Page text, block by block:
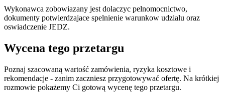
Wykonawca zobowiazany jest dolaczyc pelnomocnictwo,
dokumenty potwierdzajace spelnienie warunkow udzialu oraz
oswiadczenie JEDZ.
Wycena tego przetargu
Poznaj szacowaną wartość zamówienia, ryzyka kosztowe i
rekomendacje - zanim zaczniesz przygotowywać ofertę. Na krótkiej
rozmowie pokażemy Ci gotową wycenę tego przetargu.